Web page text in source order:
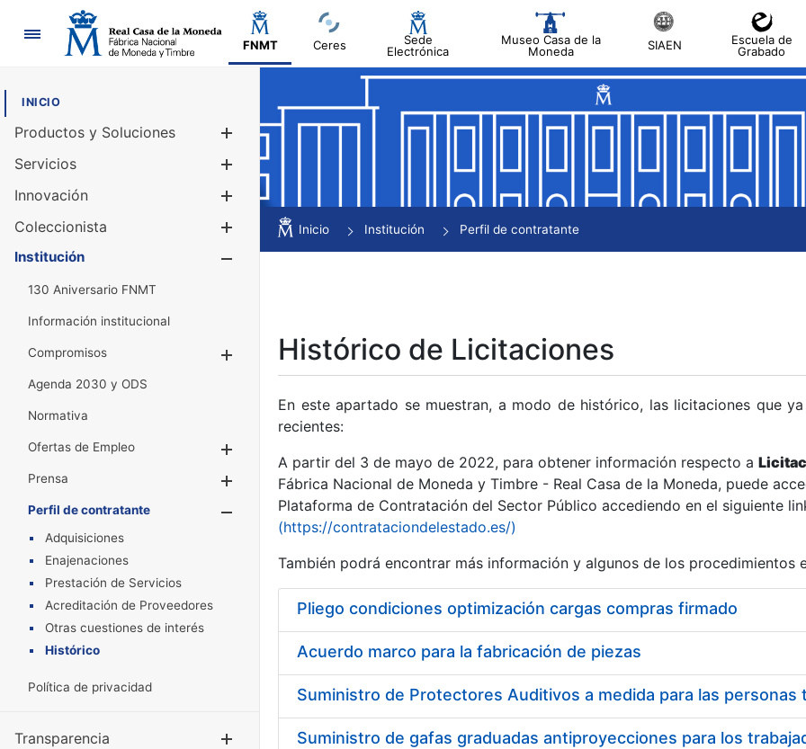
Navegación
FNMT Ceres
Sede
Electrónica
Museo Casa de la
Moneda
SIAEN
Escuela de
Grabado
INICIO
Productos y Soluciones
Mostrar/Ocultar
Servicios
Innovación
Coleccionista
Mostrar/Ocultar
Institución
130 Aniversario FNMT
Información institucional
Compromisos
Mostrar/Ocultar
Agenda 2030 y ODS
Normativa
Ofertas de Empleo
Prensa
Mostrar/Ocultar
Perfil de contratante
Mostrar/Ocultar
Adquisiciones
Enajenaciones
Prestación de Servicios
Acreditación de Proveedores
Otras cuestiones de interés
Histórico
Política de privacidad
Transparencia Mostrar/Ocultar
Inicio Institución Perfil de contratante
Histórico de Licitaciones
En este apartado se muestran, a modo de histórico, las licitaciones que
recientes:
A partir del 3 de mayo de 2022, para obtener información respecto a
Fábrica Nacional de Moneda y Timbre - Real Casa de la Moneda, puede
Plataforma de Contratación del Sector Público accediendo en el siguiente
(https://contrataciondelestado.es/)
También podrá encontrar más información y algunos de los procedimientos
Pliego condiciones optimización cargas compras firmado
Acuerdo marco para la fabricación de piezas